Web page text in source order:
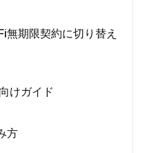
期限契約に切り替え
けガイド
方